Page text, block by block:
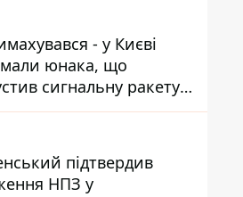
- у Києві
юнака, що
сигнальну ракету,
дівчат
підтвердив
НПЗ у